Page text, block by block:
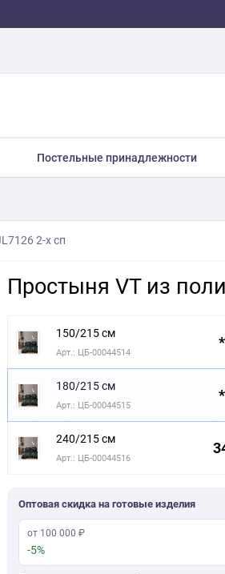
Постельные принадлежности
2-х сп
Простыня VT из
150/215 см
Арт.: ЦБ-00044514
180/215 см
Арт.: ЦБ-00044515
240/215 см
Арт.: ЦБ-00044516
Оптовая скидка на готовые изделия
от 100 000 ₽
-5%